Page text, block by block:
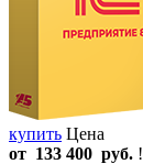
купить Цена
от 133 400 руб. !